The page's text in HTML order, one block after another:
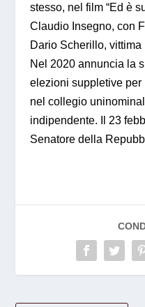
stesso, nel film “Ed è
Claudio Insegno, con
Dario Scherillo,
Nel 2020 annuncia la
elezioni suppletive
nel collegio
indipendente. Il 23
Senatore della